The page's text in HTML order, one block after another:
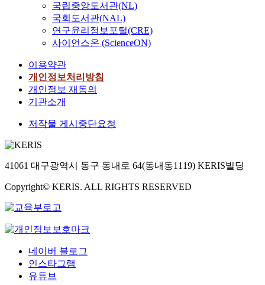
국립중앙도서관(NL)
국회도서관(NAL)
연구윤리정보포털(CRE)
사이언스온 (ScienceON)
이용약관
개인정보처리방침
개인정보 재동의
기관소개
저작물 게시중단요청
41061 대구광역시 동구 동내로 64(동내동1119) KERIS빌딩
Copyright© KERIS. ALL RIGHTS RESERVED
네이버 블로그
인스타그램
유튜브